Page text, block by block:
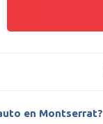
en Montserrat?